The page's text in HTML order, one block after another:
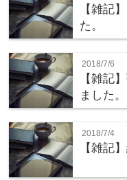
【雑記
た。
2018/7/6
【雑記
ました。
2018/7/4
【雑記